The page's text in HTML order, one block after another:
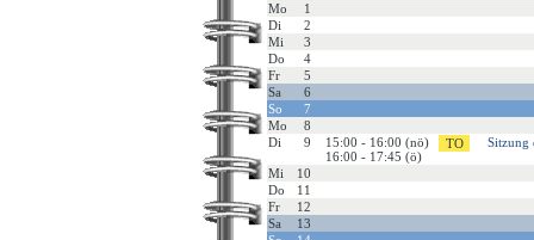
Mo
1
Di
2
Mi
3
Do
4
Fr
5
Sa
6
So
7
Mo
8
Di
9
15:00 - 16:00 (nö)
16:00 - 17:45 (ö)
Sitzung
Mi
10
Do
11
Fr
12
Sa
13